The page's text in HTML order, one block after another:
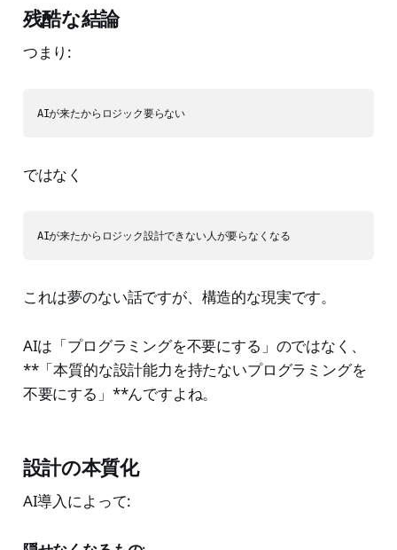
残酷な結論
つまり:
AIが来たからロジック要らない
ではなく
AIが来たからロジック設計できない人が要らなくなる
これは夢のない話ですが、構造的な現実です。
AIは「プログラミングを不要にする」のではなく、
**「本質的な設計能力を持たないプログラミングを
不要にする」**んですよね。
設計の本質化
AI導入によって: